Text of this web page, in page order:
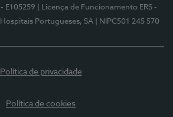
- E105259
| Licença de Funcionamento ERS -
Hospitais Portugueses, SA | NIPC501 245 570
Política de privacidade
Política de cookies